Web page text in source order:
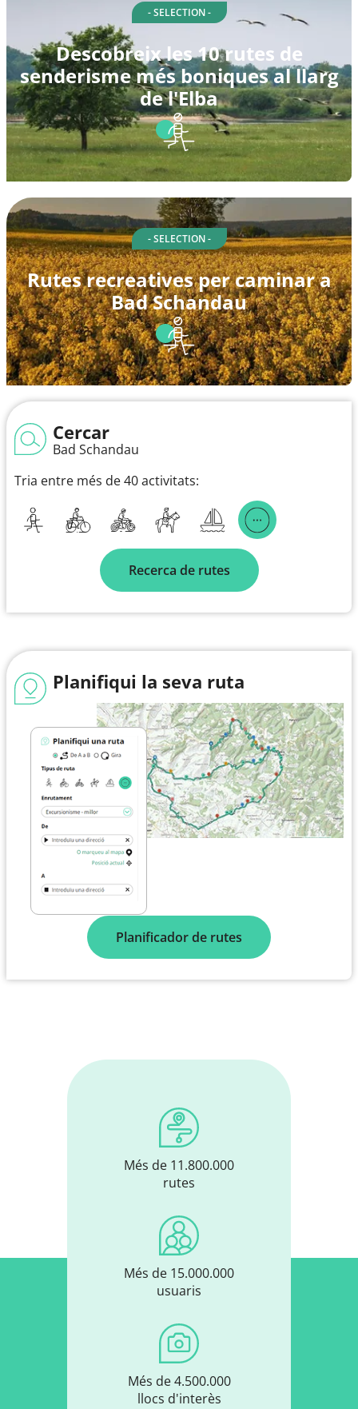
- SELECTION -
Descobreix les 10 rutes de
senderisme més boniques al llarg
de l'Elba
- SELECTION -
Rutes recreatives per caminar a
Bad Schandau
Cercar
Bad Schandau
Tria entre més de 40 activitats:
Recerca de rutes
Planifiqui la seva ruta
Planificador de rutes
Més de 11.800.000
rutes
Més de 15.000.000
usuaris
Més de 4.500.000
llocs d'interès